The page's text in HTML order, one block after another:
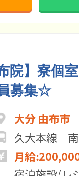
院】寮個
募集☆
大分 由布市
久大本線
月給